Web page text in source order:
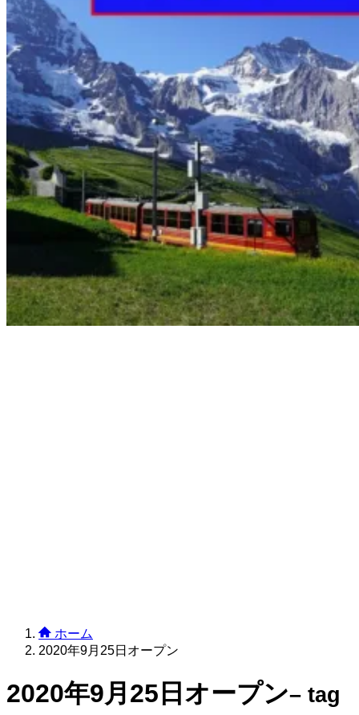
ホーム
2020年9月25日オープン
2020年9月25日オープン– tag